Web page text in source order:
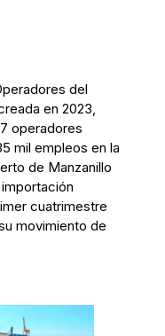
del
en 2023,
operadores
mil empleos en la
de Manzanillo
cuatrimestre
movimiento de